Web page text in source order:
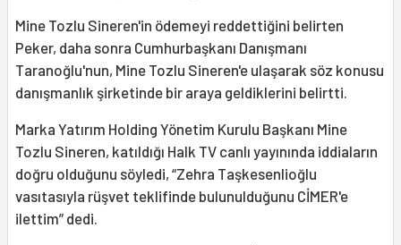
Mine Tozlu Sineren'in ödemeyi reddettiğini belirten
Peker, daha sonra Cumhurbaşkanı Danışmanı
Taranoğlu'nun, Mine Tozlu Sineren'e ulaşarak söz konusu
danışmanlık şirketinde bir araya geldiklerini belirtti.
Marka Yatırım Holding Yönetim Kurulu Başkanı Mine
Tozlu Sineren, katıldığı Halk TV canlı yayınında iddiaların
doğru olduğunu söyledi, “Zehra Taşkesenlioğlu
vasıtasıyla rüşvet teklifinde bulunulduğunu CİMER'e
ilettim” dedi.